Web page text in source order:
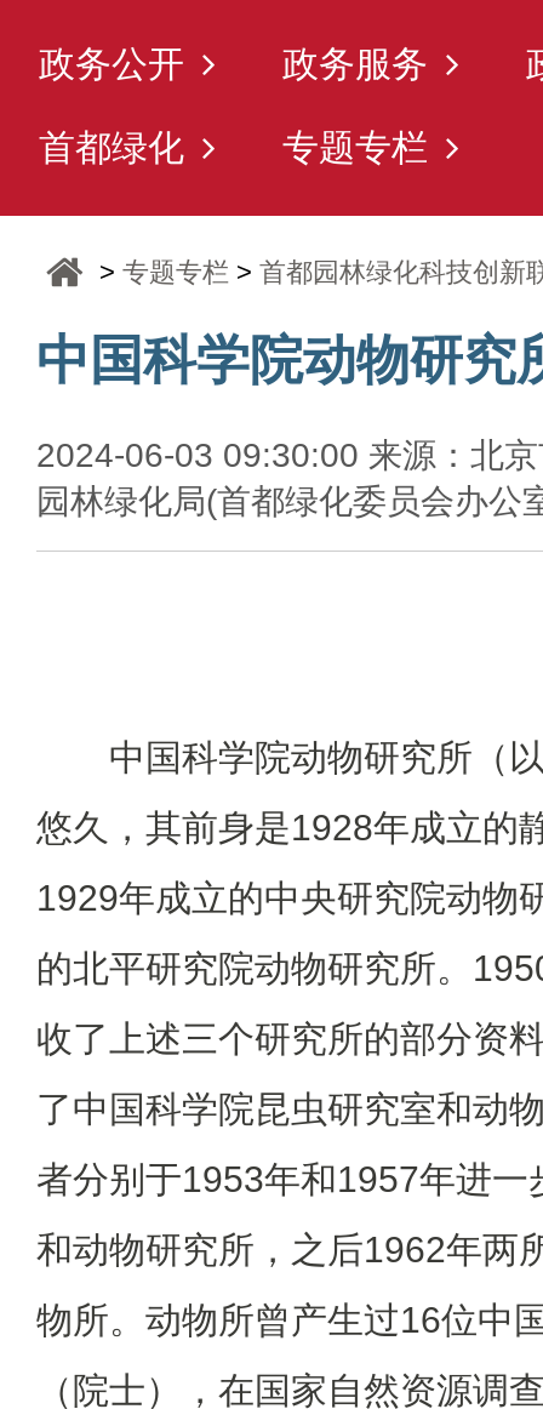
政务公开 政务服务
首都绿化 专题专栏
>专题专栏 >首都园林绿化科技创新
中国科学院动物研究
2024-06-03 09:30:00 来源：北
园林绿化局(首都绿化委员会办公
中国科学院动物研究所（
悠久，其前身是1928年成立的
1929年成立的中央研究院动物
的北平研究院动物研究所。
收了上述三个研究所的部分资
了中国科学院昆虫研究室和动
者分别于1953年和1957年进一
和动物研究所，之后1962年两
物所。动物所曾产生过16位中
（院士），在国家自然资源调